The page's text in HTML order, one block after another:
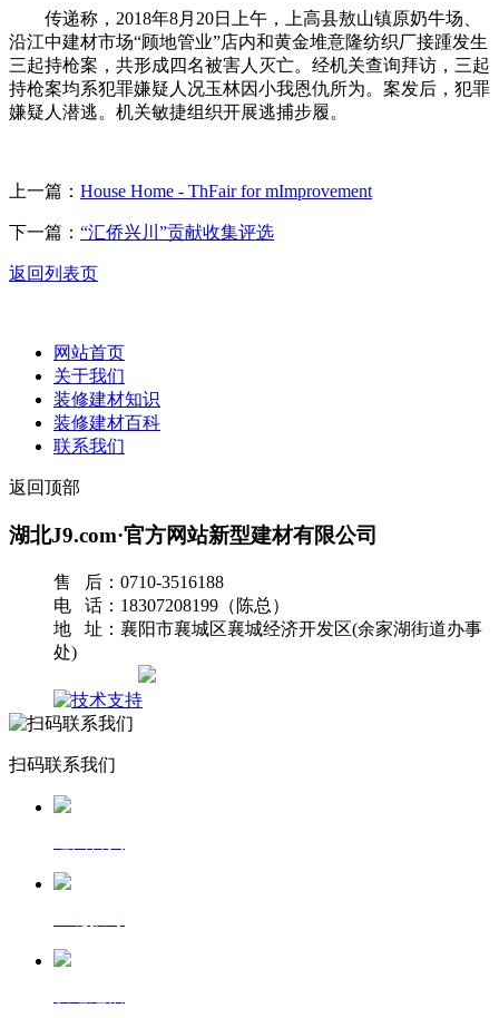
传递称，2018年8月20日上午，上高县敖山镇原奶牛场、
沿江中建材市场“顾地管业”店内和黄金堆意隆纺织厂接踵发生
三起持枪案，共形成四名被害人灭亡。经机关查询拜访，三起
持枪案均系犯罪嫌疑人况玉林因小我恩仇所为。案发后，犯罪
嫌疑人潜逃。机关敏捷组织开展逃捕步履。
上一篇： House Home - ThFair for mImprovement
下一篇： “汇侨兴川”贡献收集评选
返回列表页
网站首页
关于我们
装修建材知识
装修建材百科
联系我们
返回顶部
湖北J9.com·官方网站新型建材有限公司
售 后：0710-3516188
电 话：18307208199（陈总）
地 址：襄阳市襄城区襄城经济开发区(余家湖街道办事
处)
扫码联系我们